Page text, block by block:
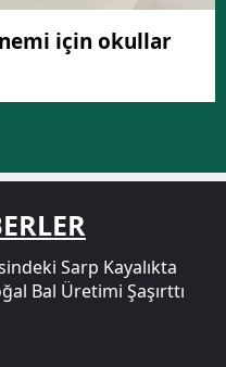
için okullar
Sarp Kayalıkta
Bal Üretimi Şaşırttı